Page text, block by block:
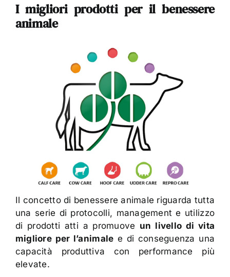
I migliori prodotti per il benessere
animale
Il concetto di benessere animale riguarda tutta
una serie di protocolli, management e utilizzo
di prodotti atti a promuove un livello di vita
migliore per l’animale e di conseguenza una
capacità produttiva con performance più
elevate.